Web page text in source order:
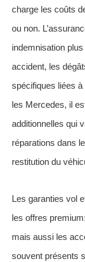
charge les coûts
ou non.
indemnisation
accident, les
spécifiques liées
les Mercedes, il
additionnelles qui
réparations dans
restitution du
Les garanties vol
les offres
mais aussi les
souvent présents